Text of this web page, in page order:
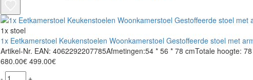
1x stoel
1x Eetkamerstoel Keukenstoelen Woonkamerstoel Gestoffeerde stoel met
Artikel-Nr. EAN: 4062292207785Afmetingen:54 * 56 * 78 cmTotale hoogte:
680.00€ 499.00€
-
+